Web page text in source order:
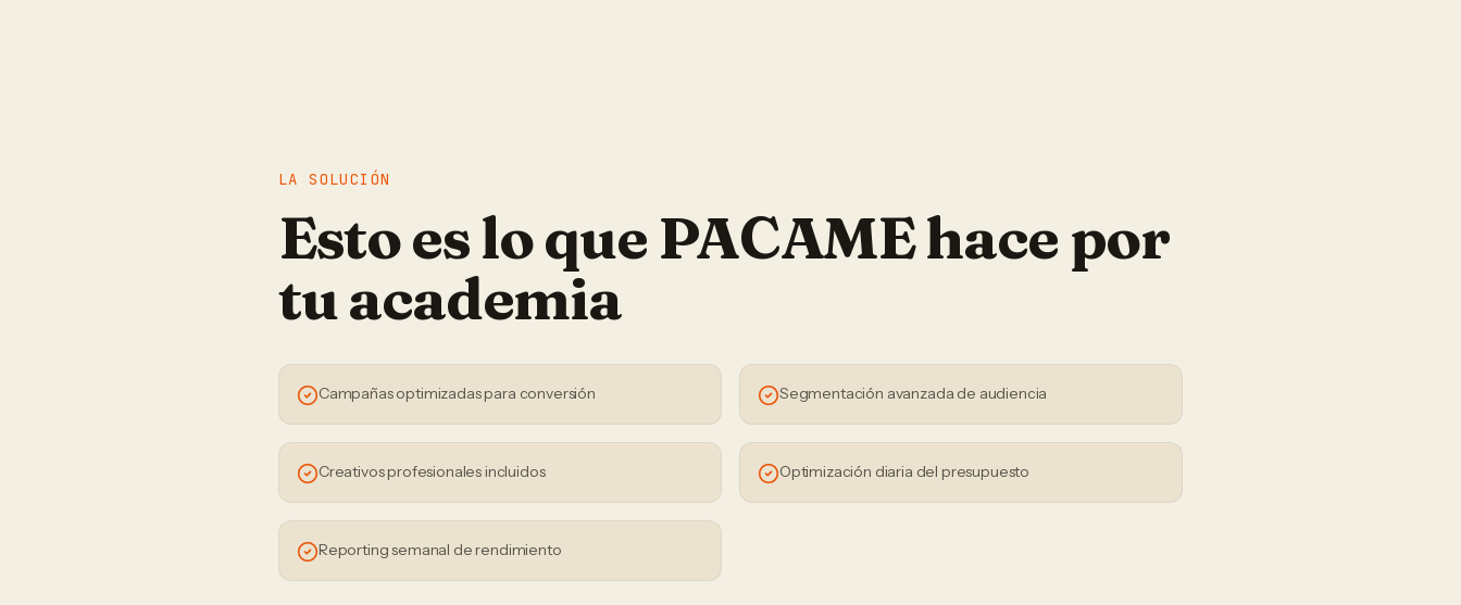
LA SOLUCIÓN
Esto es lo que PACAME hace por
tuacademia
Campañas optimizadas para conversión Segmentación avanzada de audiencia
Creativos profesionales incluidos Optimización diaria del presupuesto
Reporting semanal de rendimiento